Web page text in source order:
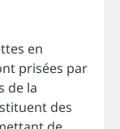
en
prisées par
de la
des